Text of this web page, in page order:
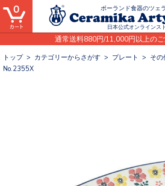
ポーランド食器のツェ
日本公式オンラインス
通常送料880円/11,000円以上の
0
トップ> カテゴリーからさがす > プレート > その
No.2355X